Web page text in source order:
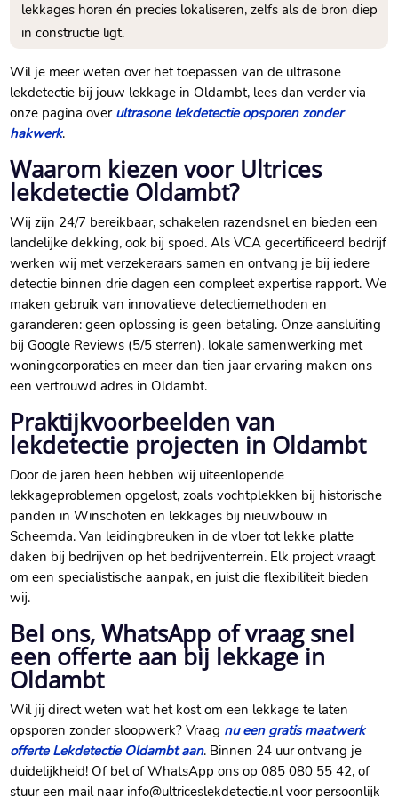
lekkages horen én precies lokaliseren, zelfs als de bron diep
in constructie ligt.
Wil je meer weten over het toepassen van de ultrasone
lekdetectie bij jouw lekkage in Oldambt, lees dan verder via
onze pagina over ultrasone lekdetectie opsporen zonder
hakwerk.
Waarom kiezen voor Ultrices
lekdetectie Oldambt?
Wij zijn 24/7 bereikbaar, schakelen razendsnel en bieden een
landelijke dekking, ook bij spoed. Als VCA gecertificeerd bedrijf
werken wij met verzekeraars samen en ontvang je bij iedere
detectie binnen drie dagen een compleet expertise rapport. We
maken gebruik van innovatieve detectiemethoden en
garanderen: geen oplossing is geen betaling. Onze aansluiting
bij Google Reviews (5/5 sterren), lokale samenwerking met
woningcorporaties en meer dan tien jaar ervaring maken ons
een vertrouwd adres in Oldambt.
Praktijkvoorbeelden van
lekdetectie projecten in Oldambt
Door de jaren heen hebben wij uiteenlopende
lekkageproblemen opgelost, zoals vochtplekken bij historische
panden in Winschoten en lekkages bij nieuwbouw in
Scheemda. Van leidingbreuken in de vloer tot lekke platte
daken bij bedrijven op het bedrijventerrein. Elk project vraagt
om een specialistische aanpak, en juist die flexibiliteit bieden
wij.
Bel ons, WhatsApp of vraag snel
een offerte aan bij lekkage in
Oldambt
Wil jij direct weten wat het kost om een lekkage te laten
opsporen zonder sloopwerk? Vraag nu een gratis maatwerk
offerte Lekdetectie Oldambt aan. Binnen 24 uur ontvang je
duidelijkheid! Of bel of WhatsApp ons op 085 080 55 42, of
stuur een mail naar info@ultriceslekdetectie.nl voor persoonlijk